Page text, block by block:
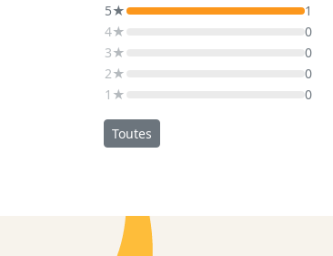
5★
1
4★
0
3★
0
2★
0
1★
0
Toutes